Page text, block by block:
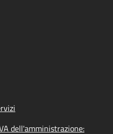
dell'amministrazione: